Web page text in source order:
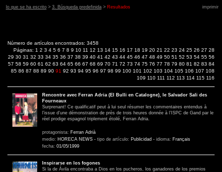
lo que se ha escrito> 3. Búsqueda predefinida> Resultados imprimir
Número de artículos encontrados: 3458
Páginas: 1 2 3 4 5 6 7 8 9 10 11 12 13 14 15 16 17 18 19 20 21 22 23 24 25 26 27 28
29 30 31 32 33 34 35 36 37 38 39 40 41 42 43 44 45 46 47 48 49 50 51 52 53 54 55 56
57 58 59 60 61 62 63 64 65 66 67 68 69 70 71 72 73 74 75 76 77 78 79 80 81 82 83 84
85 86 87 88 89 90 91 92 93 94 95 96 97 98 99 100 101 102 103 104 105 106 107 108
109 110 111 112 113 114 115 116
Rencontre avec Ferran Adria (El Bulli en Catalogne), le Salvador Sali des
Fourneaux
Surprenant! Ce qualificatif peut à lui seul résumer les commentaires entendus à
l’issue d’une démonstration de près de trois heures donnée à l’ISPC de Gand par le
réel prodige espagnol triplement étoilé, Ferran Adria.
protagonista: Ferran Adrià
medio: HORECA NEWS - tipo de artículo: Publicidad - idioma: Français
fecha: 01/05/1999
Inspirarse en los fogones
Si la de Ávila encontraba a Dios en los pucheros, los ganadores de los premios